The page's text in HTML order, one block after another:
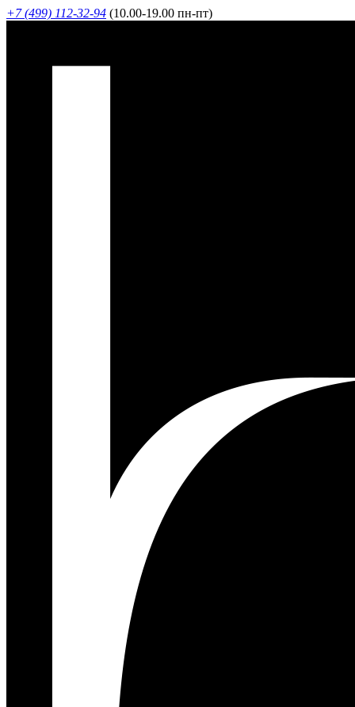
+7 (499) 112-32-94 (10.00-19.00 пн-пт)